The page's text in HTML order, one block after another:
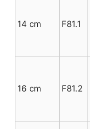
14 cm F81.1
16 cm F81.2